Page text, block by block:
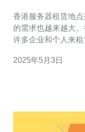
香港服务器租赁地点指南 随着互联网的快速发
的需求也越来越大
许多企业和个人来
的中环是香港最繁忙
2025年5月3日